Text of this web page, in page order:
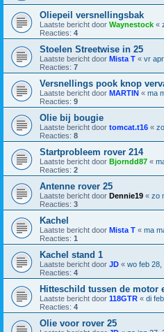
Oliepeil versnellingsbak
Laatste bericht door Waynestock «
Reacties: 4
Stoelen Streetwise in 25
Laatste bericht door Mista T « vr
Reacties: 7
Versnellings pook knop
Laatste bericht door MARTIN « ma
Reacties: 9
Olie bij bougie
Laatste bericht door tomcat.t16 «
Reacties: 8
Startprobleem rover 214
Laatste bericht door Bjorndd87 «
Reacties: 2
Antenne rover 25
Laatste bericht door Dennie19 « zo
Reacties: 3
Kachel
Laatste bericht door Mista T « ma
Reacties: 1
Kachel stand 1
Laatste bericht door JD « wo feb 28,
Reacties: 4
Hitteschild tussen de motor
Laatste bericht door 118GTR « di
Reacties: 4
Olie voor rover 25